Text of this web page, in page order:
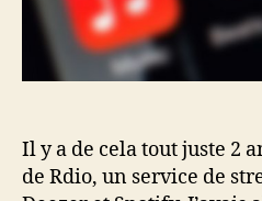
Il y a de cela tout juste 2
de Rdio, un service de